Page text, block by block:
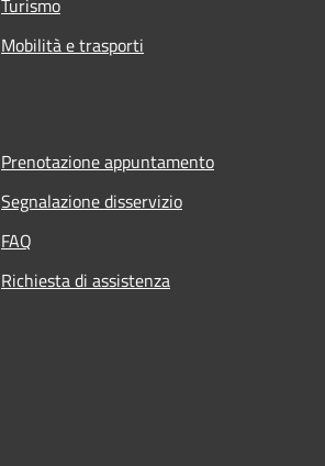
Turismo
Mobilità e trasporti
Prenotazione appuntamento
Segnalazione disservizio
FAQ
Richiesta di assistenza